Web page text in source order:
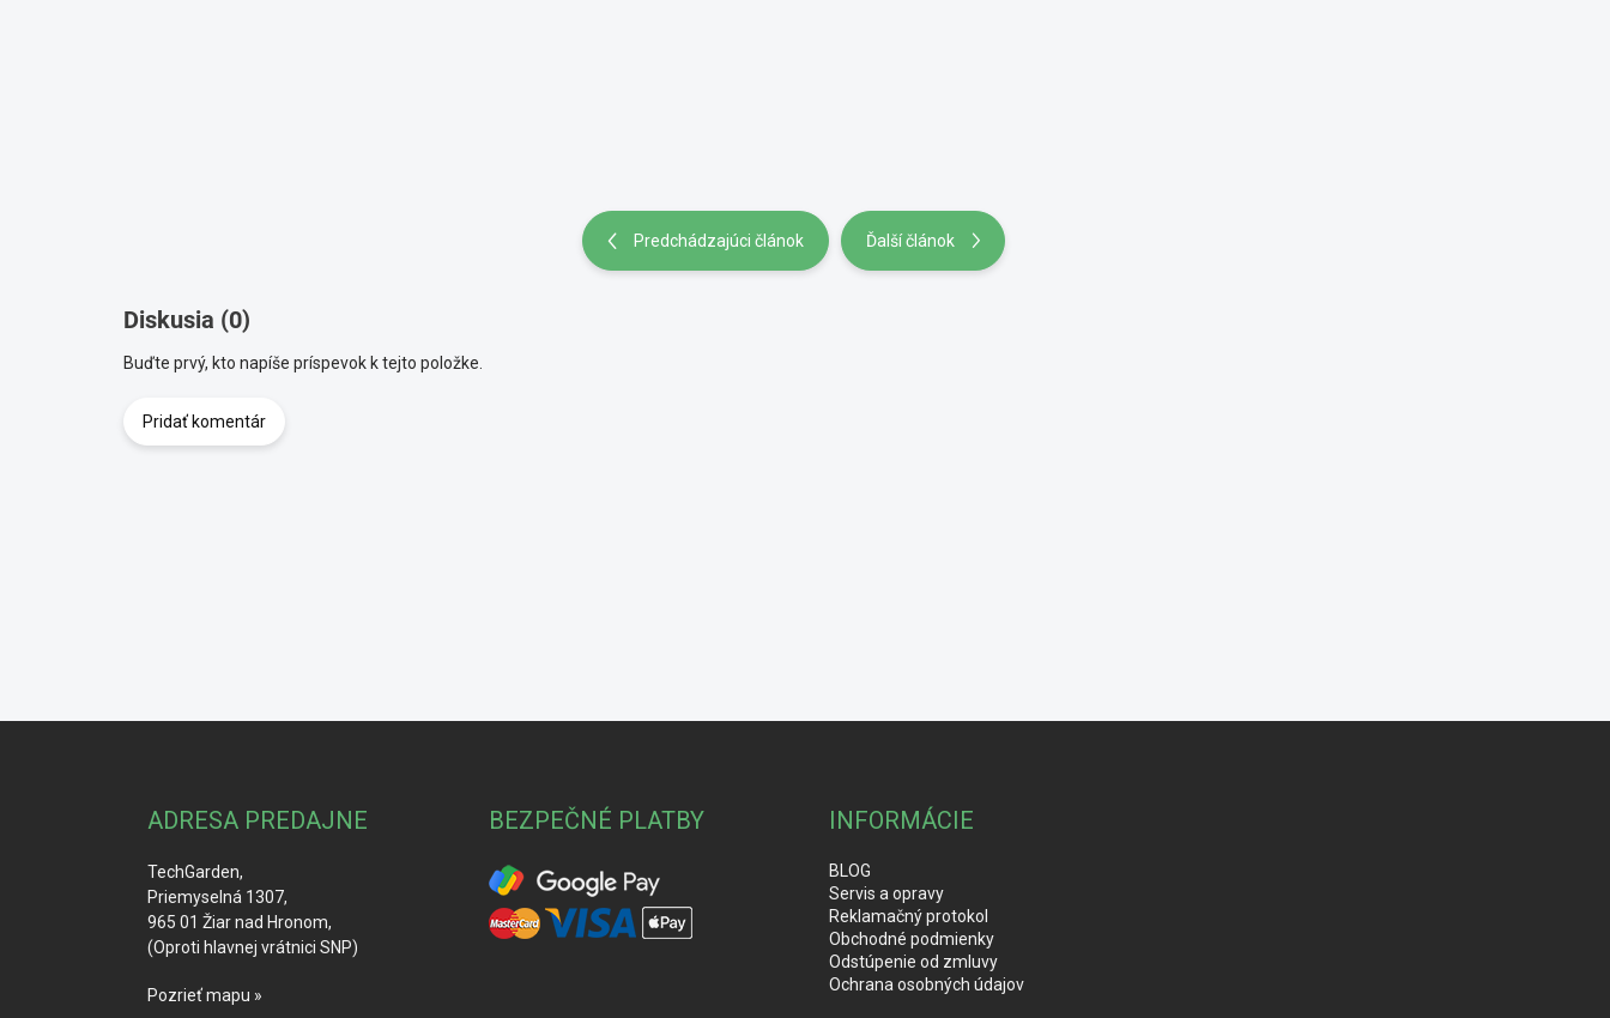
Predchádzajúci článok Ďalší článok
Diskusia (0)
Buďte prvý, kto napíše príspevok k tejto položke.
Pridať komentár
ADRESA PREDAJNE
TechGarden,
Priemyselná 1307,
965 01 Žiar nad Hronom,
(Oproti hlavnej vrátnici SNP)
Pozrieť mapu »
BEZPEČNÉ PLATBY INFORMÁCIE
BLOG
Servis a opravy
Reklamačný protokol
Obchodné podmienky
Odstúpenie od zmluvy
Ochrana osobných údajov